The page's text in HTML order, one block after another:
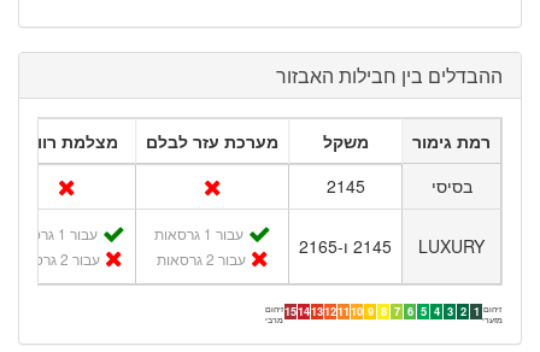
ההבדלים בין חבילות האבזור
רמת גימור משקל מערכת עזר לבלם
מצלמת רוורס
בסיסי
2145
LUXURY 2145 ו-2165
עבור 1 גרסאות
עבור 2 גרסאות
עבור 1 גרסאות
עבור 2 גרסאות
זיהום
מזערי 1
2
3
4
5
6
7
8
9
10
11
12
13
14
15זיהום
מרבי